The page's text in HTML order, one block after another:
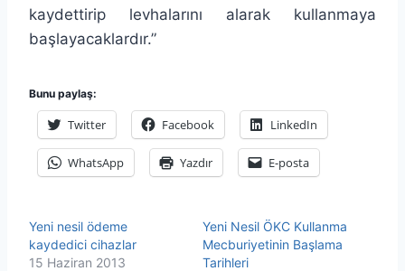
kaydettirip levhalarını alarak kullanmaya
başlayacaklardır.”
Bunu paylaş:
Twitter Facebook LinkedIn
WhatsApp Yazdır E-posta
Yeni nesil ödeme
kaydedici cihazlar
15 Haziran 2013
Yeni Nesil ÖKC Kullanma
Mecburiyetinin Başlama
Tarihleri